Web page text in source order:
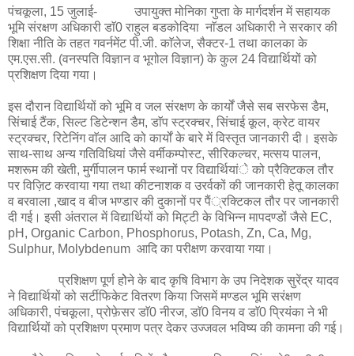
पंचकूला, 15 जुलाई-
उपायुक्त मोनिका गुप्ता के मार्गदर्शन में सहायक
भूमि संरक्षण अधिकारी डाॅ0 राहुल बडकोदिया नाॅडल अधिकारी ने सरकार की
शिक्षा नीति के तहत गवर्नमेंट पी.जी. काॅलेज, सैक्टर-1 तथा कालका के
एम.एस.सी. (वनस्पति विज्ञान व भूगोल विज्ञान) के कुल 24 विद्यार्थियों को
प्रशिक्षण दिया गया।
इस दौरान विद्यार्थियों को भूमि व जल संरक्षण के कार्यों जैसे सब सरफेस डैम,
सिंचाई टैंक, सिल्ट डिटेन्शन डैम, डाॅप स्ट्रक्चर, सिंचाई कूल, क्रेट वायर
स्ट्रक्चर, रिटेनिंग वाॅल आदि को कार्यों के बारे में विस्तृत जानकारी दी। इसके
साथ-साथ अन्य गतिविधियां जैसे वर्मीकम्पोस्ट, सीरिकल्चर, मत्सय पालन,
मशरूम की खेती, मुर्गीपालन फार्म स्थानों पर विद्यार्थियांे को प्रैक्टिकल तौर
पर विज़िट करवाया गया तथा कीटनाशक व उरर्वकों की जानकारी हेतू कालका
व बरवाला ,खाद व बीज भण्डार की दुकानों पर पैं्रक्टिकल तौर पर जानकारी
दी गई। इसी अंतराल में विद्यार्थियों को मिट्टी के विभिन्न मापदण्डों जैसे EC,
pH, Organic Carbon, Phosphorus, Potash, Zn, Ca, Mg,
Sulphur, Molybdenum आदि का परीक्षण करवाया गया।
प्रशिक्षण पूर्ण होेने के बाद कृषि विभाग के उप निदेशक सुरेंद्र यादव
ने विद्यार्थियों को सर्टीफिकेट वितरण किया जिसमें मण्डल भूमि सरंक्षण
अधिकारी, पंचकूला, प्रोफ़ेसर डाॅ0 नीरज, डाॅ0 विनय व डाॅ0 प्रियंका ने भी
विद्यार्थियों को प्रशिक्षण प्रमाण पत्र देकर उज्जवल भविष्य की कामना की गई।